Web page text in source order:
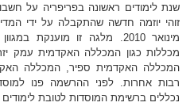
שנת לימודים ראשונה בפריפריה על
זוהי יוזמה חדשה שהתקבלה על ידי
מינואר 2010. מלגה זו מוענקת
מכללות כגון המכללה האקדמית עמק
המכללה האקדמית ספיר, המכללה
רבות אחרות. לפני ההרשמה פנו
נכללים ברשימת המוסדות לטובת לימודים